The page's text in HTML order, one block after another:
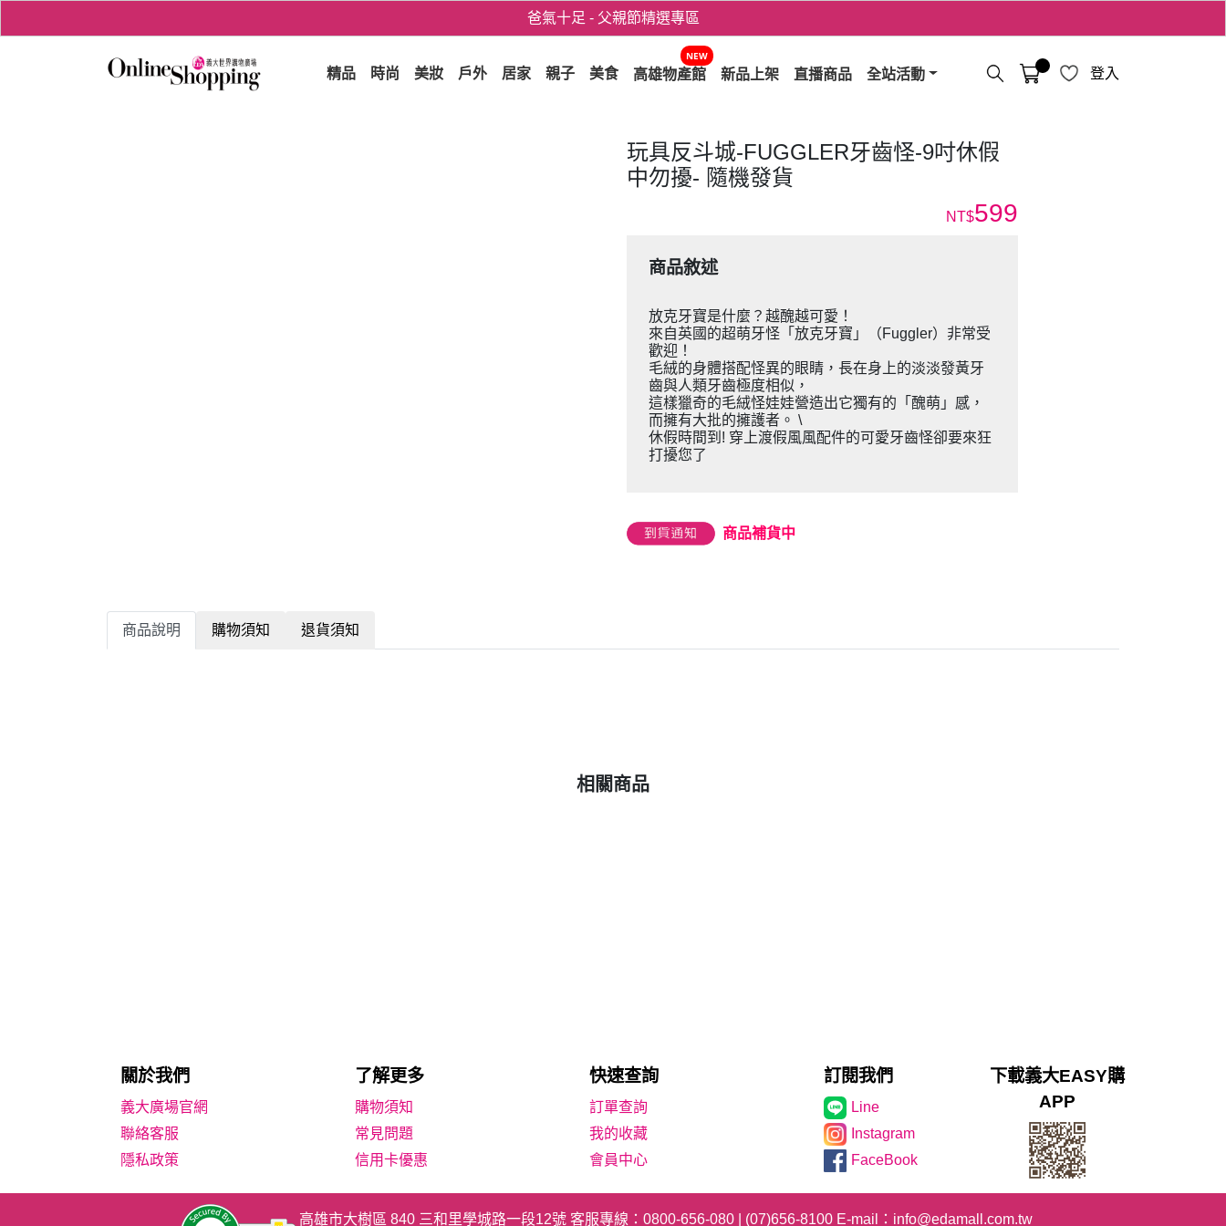
爸氣十足 - 父親節精選專區
用心愛你！七夕星選禮遇！
精品 時尚 美妝 戶外 居家 親子 美食 高雄物產館
NEW
新品上架 直播商品 全站活動 登入
玩具反斗城-FUGGLER牙齒怪-9吋休假
中勿擾- 隨機發貨
NT$599
商品敘述
放克牙寶是什麼？越醜越可愛！
來自英國的超萌牙怪「放克牙寶」（Fuggler）非常受
歡迎！
毛絨的身體搭配怪異的眼睛，長在身上的淡淡發黃牙
齒與人類牙齒極度相似，
這樣獵奇的毛絨怪娃娃營造出它獨有的「醜萌」感，
而擁有大批的擁護者。 \
休假時間到! 穿上渡假風風配件的可愛牙齒怪卻要來狂
打擾您了
商品補貨中
商品說明 購物須知 退貨須知
相關商品
關於我們 了解更多 快速查詢 訂閱我們
義大廣場官網 購物須知
Line
聯絡客服
常見問題 我的收藏
Instagram
隱私政策
信用卡優惠 會員中心 FaceBook
下載義大EASY購
APP
高雄市大樹區 840 三和里學城路一段12號 客服專線： 0800-656-080 (07)656-8100 E-mail： info@edamall.com.tw